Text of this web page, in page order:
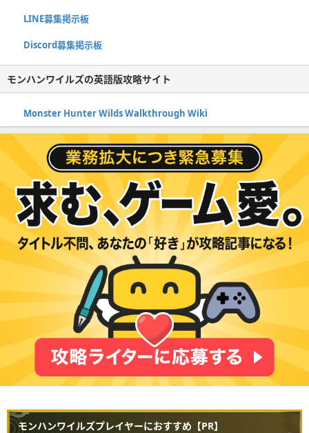
LINE募集掲示板
Discord募集掲示板
モンハンワイルズの英語版攻略サイト
Monster Hunter Wilds Walkthrough Wiki
モンハンワイルズプレイヤーにおすすめ【PR】